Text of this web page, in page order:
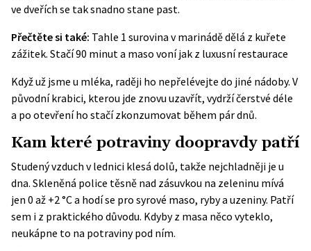
ve dveřích se tak snadno stane past.
Přečtěte si také: Tahle 1 surovina v marinádě dělá z kuřete
zážitek. Stačí 90 minut a maso voní jak z luxusní restaurace
Když už jsme u mléka, raději ho nepřelévejte do jiné nádoby. V
původní krabici, kterou jde znovu uzavřít, vydrží čerstvé déle
a po otevření ho stačí zkonzumovat během pár dnů.
Kam které potraviny doopravdy patří
Studený vzduch v lednici klesá dolů, takže nejchladněji je u
dna. Skleněná police těsně nad zásuvkou na zeleninu mívá
jen 0 až +2 °C a hodí se pro syrové maso, ryby a uzeniny. Patří
sem i z praktického důvodu. Kdyby z masa něco vyteklo,
neukápne to na potraviny pod ním.